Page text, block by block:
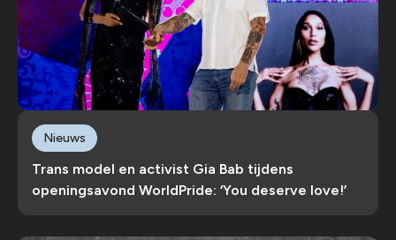
Trans model en activist Gia Bab tijdens
openingsavond WorldPride: ‘You deserve love!’
Nieuws